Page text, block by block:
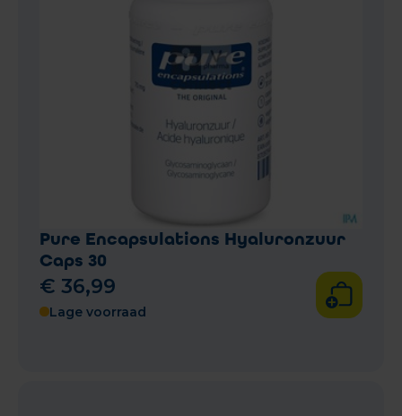
Pure Encapsulations Hyaluronzuur
Caps 30
€ 36,99
Lage voorraad